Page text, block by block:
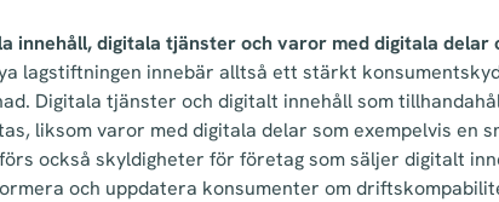
innehåll, digitala tjänster och varor med digitala
lagstiftningen innebär alltså ett stärkt
Digitala tjänster och digitalt innehåll som
liksom varor med digitala delar som exempelvis en
också skyldigheter för företag som säljer digitalt
och uppdatera konsumenter om